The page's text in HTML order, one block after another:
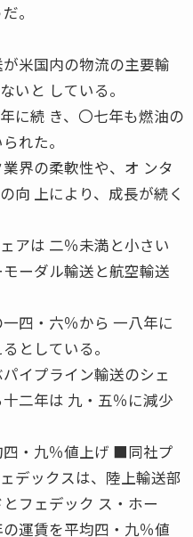
。
米国内の物流の主要輸
いと している。
に続 き、〇七年も燃油の
れた。
界の柔軟性や、オ ンタ
向 上により、成長が続く
アは 二％未満と小さい
ーダル輸送と航空輸送
四・六％から 一八年に
としている。
イプライン輸送のシェ
二年は 九・五％に減少
・九％値上げ ■同社プ
ックスは、陸上輸送部
フェデック ス・ホー
運賃を平均四・九％値